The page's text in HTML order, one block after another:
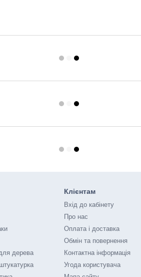
дерева
Клієнтам
Вхід до кабінету
Про нас
Оплата і доставка
Обмін та повернення
Контактна інформація
Угода користувача